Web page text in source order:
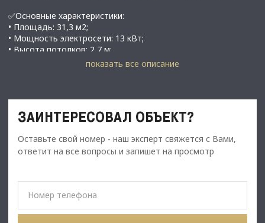
✅Основные характеристики:
• Площадь: 31,3 м2;
• Мощность электросети: 13 кВт;
• Высота потолков: 2,7 м;
• Цена продажи: 18 500 000 рублей;
• МАП: 130 000 руб/мес;
• Окупаемость: 12 лет;
• Срок договора - длительный (от 11 мес.);
показать все описание
ЗАИНТЕРЕСОВАЛ ОБЪЕКТ?
Оставьте свой номер - наш эксперт свяжется с Вами,
ответит на все вопросы и запишет на просмотр